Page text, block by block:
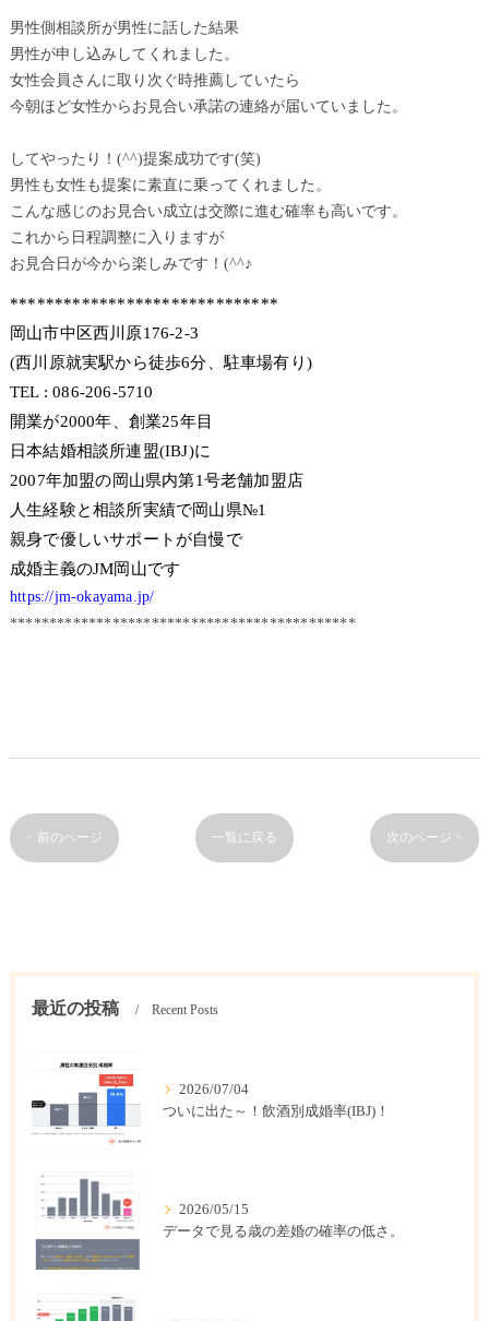
男性側相談所が男性に話した結果
男性が申し込みしてくれました。
女性会員さんに取り次ぐ時推薦していたら
今朝ほど女性からお見合い承諾の連絡が届いていました。
してやったり！(^^)提案成功です(笑)
男性も女性も提案に素直に乗ってくれました。
こんな感じのお見合い成立は交際に進む確率も高いです。
これから日程調整に入りますが
お見合日が今から楽しみです！(^^♪
******************************
岡山市中区西川原176-2-3
(西川原就実駅から徒歩6分、駐車場有り)
TEL : 086-206-5710
開業が2000年、創業25年目
日本結婚相談所連盟(IBJ)に
2007年加盟の岡山県内第1号老舗加盟店
人生経験と相談所実績で岡山県№1
親身で優しいサポートが自慢で
成婚主義のJM岡山です
https://jm-okayama.jp/
********************************************
< 前のページ 一覧に戻る 次のページ >
最近の投稿 Recent Posts
2026/07/04
ついに出た～！飲酒別成婚率(IBJ)！
2026/05/15
データで見る歳の差婚の確率の低さ。